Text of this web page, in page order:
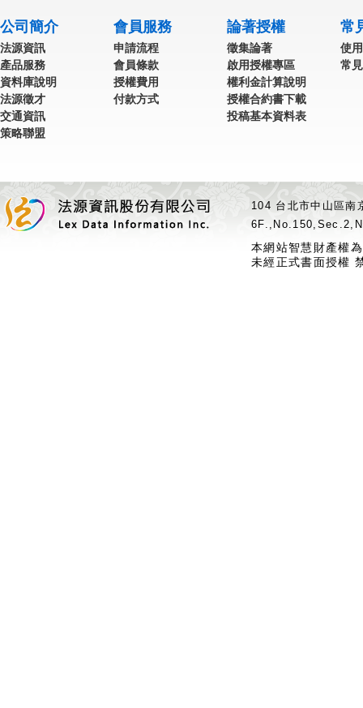
公司簡介
法源資訊
產品服務
資料庫說明
法源徵才
交通資訊
策略聯盟
會員服務
申請流程
會員條款
授權費用
付款方式
論著授權
徵集論著
啟用授權專區
權利金計算說明
授權合約書下載
投稿基本資料表
常
使
常
104 台北市中山區
本網站智慧財產權
未經正式書面授權